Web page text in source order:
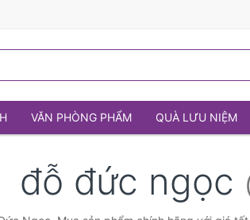
VĂN PHÒNG PHẨM QUÀ LƯU NIỆM
đỗ đức ngọc